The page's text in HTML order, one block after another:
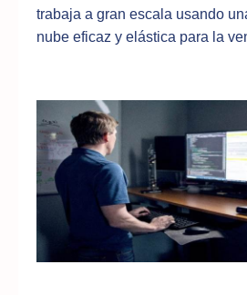
trabaja a gran escala usando
nube eficaz y elástica para la